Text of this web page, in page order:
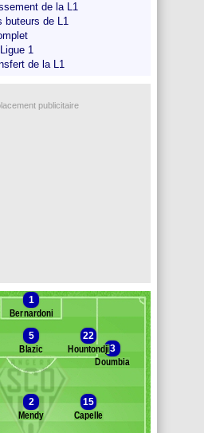
de la L1
buteurs de L1
1
de la L1
publicitaire
remplaçants Angers
1
Bernardoni
5
Blazic
22
Hountondji3
Doumbia
2
Mendy
15
Capelle